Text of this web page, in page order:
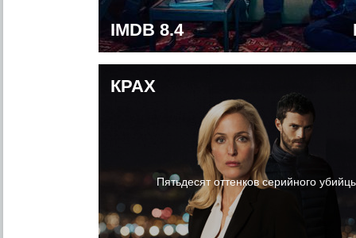
IMDB 8.4
КРАХ
Пятьдесят оттенков серийного